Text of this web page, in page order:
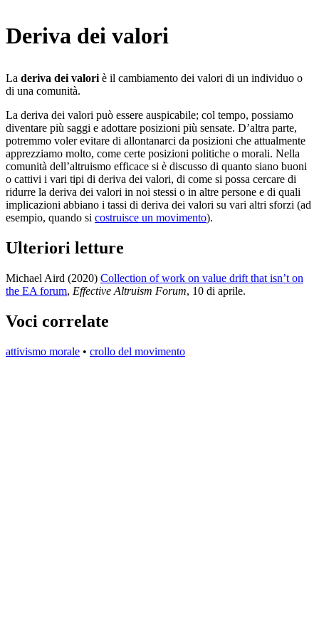
Deriva dei valori
La deriva dei valori è il cambiamento dei valori di un individuo o
di una comunità.
La deriva dei valori può essere auspicabile; col tempo, possiamo
diventare più saggi e adottare posizioni più sensate. D’altra parte,
potremmo voler evitare di allontanarci da posizioni che attualmente
apprezziamo molto, come certe posizioni politiche o morali. Nella
comunità dell’altruismo efficace si è discusso di quanto siano buoni
o cattivi i vari tipi di deriva dei valori, di come si possa cercare di
ridurre la deriva dei valori in noi stessi o in altre persone e di quali
implicazioni abbiano i tassi di deriva dei valori su vari altri sforzi (ad
esempio, quando si costruisce un movimento).
Ulteriori letture
Michael Aird (2020) Collection of work on value drift that isn’t on
the EA forum, Effective Altruism Forum, 10 di aprile.
Voci correlate
attivismo morale • crollo del movimento